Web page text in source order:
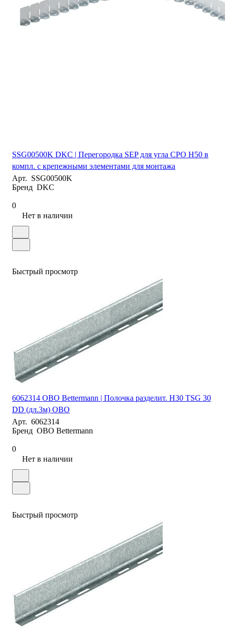
SSG00500K DKC | Перегородка SEP для угла CPO H50 в
компл. с крепежными элементами для монтажа
Арт. SSG00500K
Бренд DKC
0
Нет в наличии
Быстрый просмотр
6062314 OBO Bettermann | Полочка разделит. H30 TSG 30
DD (дл.3м) OBO
Арт. 6062314
Бренд OBO Bettermann
0
Нет в наличии
Быстрый просмотр